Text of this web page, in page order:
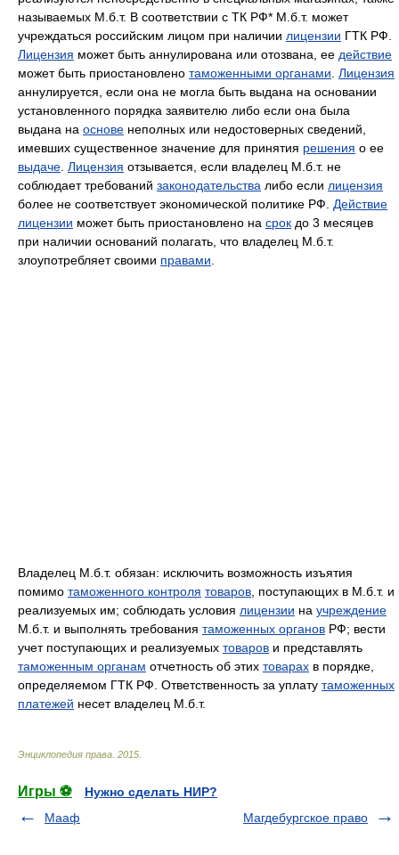
называемых М.б.т. В соответствии с ТК РФ* М.б.т. может
учреждаться российским лицом при наличии лицензии ГТК РФ.
Лицензия может быть аннулирована или отозвана, ее действие
может быть приостановлено таможенными органами Лицензия
аннулируется, если она не могла быть выдана на основании
установленного порядка заявителю либо если она была
выдана на основе неполных или недостоверных сведений,
имевших существенное значение для принятия решения о ее
выдаче Лицензия отзывается, если владелец М.б.т. не
соблюдает требований законодательства либо если лицензия
более не соответствует экономической политике РФ. Действие
лицензии может быть приостановлено на срок до 3 месяцев
при наличии оснований полагать, что владелец М.б.т.
злоупотребляет своими правами
Владелец М.б.т. обязан: исключить возможность изъятия
помимо таможенного контроля товаров , поступающих в М.б.т. и
реализуемых им; соблюдать условия лицензии на учреждение
М.б.т. и выполнять требования таможенных органов РФ; вести
учет поступающих и реализуемых товаров и представлять
таможенным органам отчетность об этих товарах в порядке,
определяемом ГТК РФ. Ответственность за уплату таможенных
платежей несет владелец М.б.т.
Энциклопедия права 2015
Игры ⚽
Нужно сделать НИР?
Мааф
Магдебургское право